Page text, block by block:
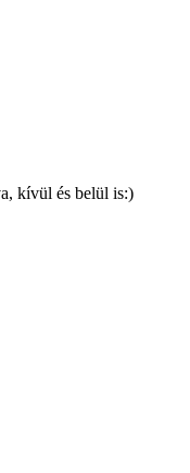
kívül és belül is:)